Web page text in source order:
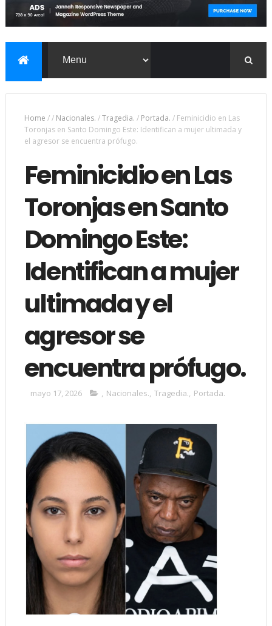
Home // Nacionales. /Tragedia. / Portada. / Feminicidio en Las
Toronjas en Santo Domingo Este: Identifican a mujer ultimada y
el agresor se encuentra prófugo.
Feminicidio en Las
Toronjas en Santo
Domingo Este:
Identifican a mujer
ultimada y el
agresor se
encuentra prófugo.
mayo 17, 2026 , Nacionales., Tragedia., Portada.